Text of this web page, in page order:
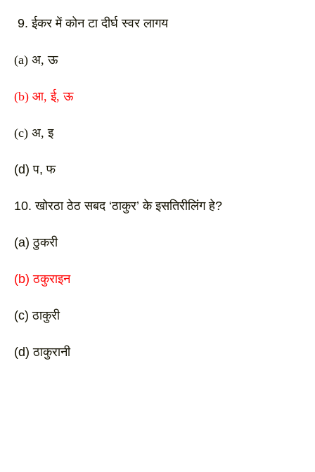
9. ईकर में कोन टा दीर्घ स्वर लागय
(a) अ, ऊ
(b) आ, ई, ऊ
(c) अ, इ
(d) प, फ
10. खोरठा ठेठ सबद ‘ठाकुर’ के इसतिरीलिंग हे?
(a) ठुकरी
(b) ठकुराइन
(c) ठाकुरी
(d) ठाकुरानी